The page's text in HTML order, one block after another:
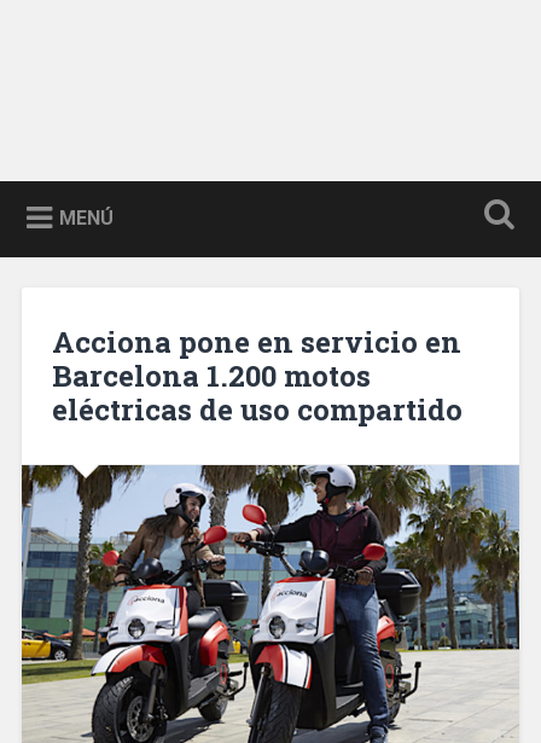
MENÚ
Acciona pone en servicio en
Barcelona 1.200 motos
eléctricas de uso compartido